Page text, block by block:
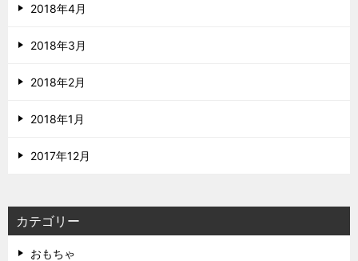
2018年4月
2018年3月
2018年2月
2018年1月
2017年12月
カテゴリー
おもちゃ